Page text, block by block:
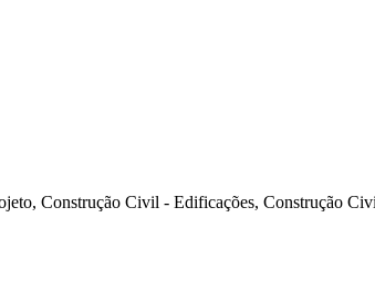
Construção Civil - Edificações, Construção